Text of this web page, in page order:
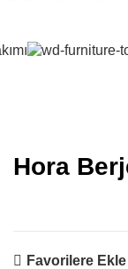
Hora
Favorilere Ekle